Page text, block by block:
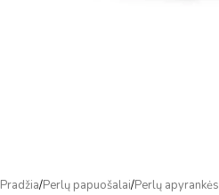
Pradžia/Perlų papuošalai/Perlų apyrankės